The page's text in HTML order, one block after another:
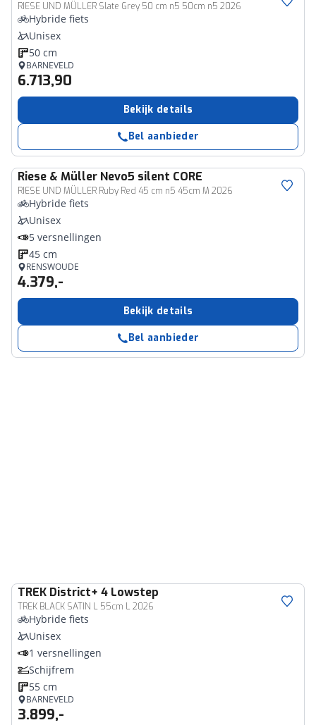
RIESE UND MÜLLER Slate Grey 50 cm n5 50cm n5 2026
Hybride fiets
Unisex
50 cm
BARNEVELD
6.713,90
Bekijk details
Bel aanbieder
Riese & Müller Nevo5 silent CORE
RIESE UND MÜLLER Ruby Red 45 cm n5 45cm M 2026
Hybride fiets
Unisex
5 versnellingen
45 cm
RENSWOUDE
4.379,-
Bekijk details
Bel aanbieder
TREK District+ 4 Lowstep
TREK BLACK SATIN L 55cm L 2026
Hybride fiets
Unisex
1 versnellingen
Schijfrem
55 cm
BARNEVELD
3.899,-